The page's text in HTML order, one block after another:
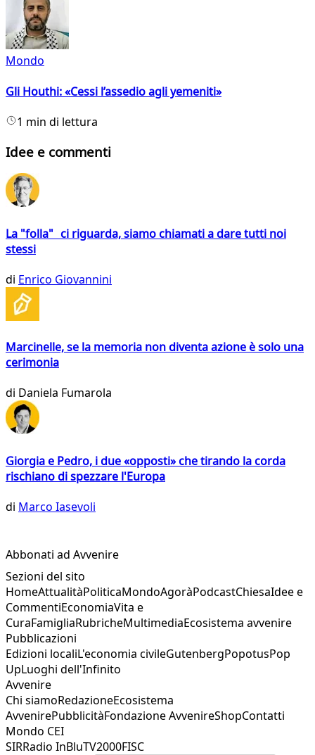
Mondo
Gli Houthi: «Cessi l’assedio agli yemeniti»
1 min di lettura
Idee e commenti
La "folla" ci riguarda, siamo chiamati a dare tutti noi
stessi
di Enrico Giovannini
Marcinelle, se la memoria non diventa azione è solo una
cerimonia
di Daniela Fumarola
Giorgia e Pedro, i due «opposti» che tirando la corda
rischiano di spezzare l'Europa
di Marco Iasevoli
Abbonati ad Avvenire
Sezioni del sito
HomeAttualitàPoliticaMondoAgoràPodcastChiesaIdee e
CommentiEconomiaVita e
CuraFamigliaRubricheMultimediaEcosistema avvenire
Pubblicazioni
Edizioni localiL'economia civileGutenbergPopotusPop
UpLuoghi dell'Infinito
Avvenire
Chi siamoRedazioneEcosistema
AvvenirePubblicitàFondazione AvvenireShopContatti
Mondo CEI
SIRRadio InBluTV2000FISC